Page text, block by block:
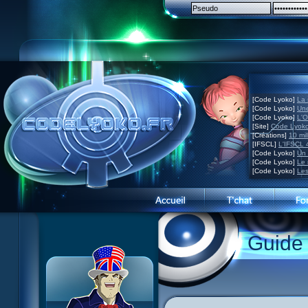
[Code Lyoko] La
[Code Lyoko]
[Code Lyoko]
[Site] Code
[Créations] 10
[IFSCL] L'IFSCL
[Code Lyoko] Un
[Code Lyoko] Le
[Code Lyoko]
6 Cruel dilemme
7 Problème d'image
10 Créature de rêve
11 Enragés